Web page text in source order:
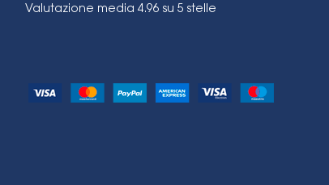
Valutazione media 4.96 su 5 stelle